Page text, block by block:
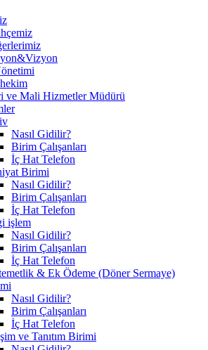
ve Mali Hizmetler Müdürü
Nasıl Gidilir?
Birim Çalışanları
İç Hat Telefon
Birimi
Nasıl Gidilir?
Birim Çalışanları
İç Hat Telefon
işlem
Nasıl Gidilir?
Birim Çalışanları
İç Hat Telefon
& Ek Ödeme (Döner Sermaye)
Nasıl Gidilir?
Birim Çalışanları
İç Hat Telefon
ve Tanıtım Birimi